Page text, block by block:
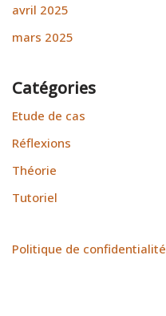
avril 2025
mars 2025
Catégories
Etude de cas
Réflexions
Théorie
Tutoriel
Politique de confidentialité